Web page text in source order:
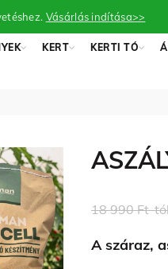
Vásárlás indítása>>
KERT KERTI TÓ
18 990Ft-
A száraz,